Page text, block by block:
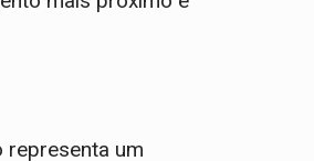
representa um